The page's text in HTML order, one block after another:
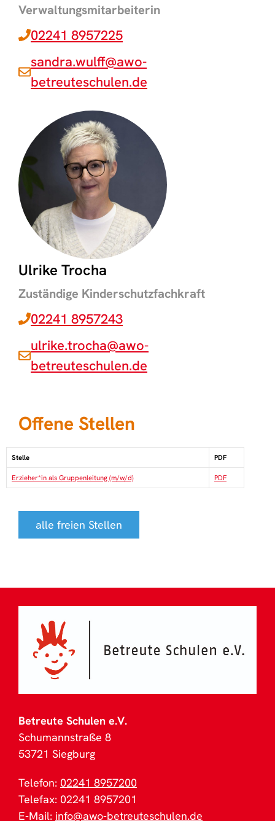
Verwaltungsmitarbeiterin
02241 8957225
sandra.wulff@awo-
betreuteschulen.de
Ulrike Trocha
Zuständige Kinderschutzfachkraft
02241 8957243
ulrike.trocha@awo-
betreuteschulen.de
Offene Stellen
Stelle PDF
Erzieher*in als Gruppenleitung (m/w/d) PDF
alle freien Stellen
Betreute Schulen e.V.
Schumannstraße 8
53721 Siegburg
Telefon: 02241 8957200
Telefax: 02241 8957201
E-Mail: info@awo-betreuteschulen.de